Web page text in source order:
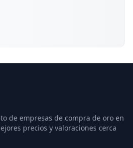
de empresas de compra de oro en
precios y valoraciones cerca